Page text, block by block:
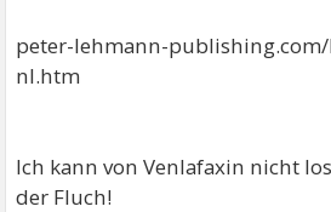
peter-lehmann-
nl.htm
Ich kann von Venlafaxin nicht
der Fluch!